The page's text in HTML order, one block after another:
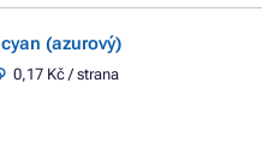
(azurový)
0,17 Kč / strana